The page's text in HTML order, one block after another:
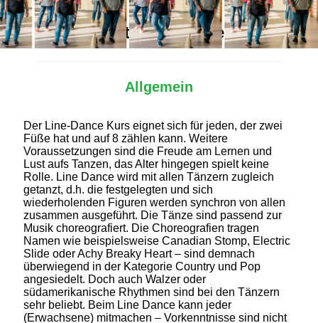
Alles Wichtige auf einen Blick
Allgemein
Der Line-Dance Kurs eignet sich für jeden, der zwei
Füße hat und auf 8 zählen kann. Weitere
Voraussetzungen sind die Freude am Lernen und
Lust aufs Tanzen, das Alter hingegen spielt keine
Rolle. Line Dance wird mit allen Tänzern zugleich
getanzt, d.h. die festgelegten und sich
wiederholenden Figuren werden synchron von allen
zusammen ausgeführt. Die Tänze sind passend zur
Musik choreografiert. Die Choreografien tragen
Namen wie beispielsweise Canadian Stomp, Electric
Slide oder Achy Breaky Heart – sind demnach
überwiegend in der Kategorie Country und Pop
angesiedelt. Doch auch Walzer oder
südamerikanische Rhythmen sind bei den Tänzern
sehr beliebt. Beim Line Dance kann jeder
(Erwachsene) mitmachen – Vorkenntnisse sind nicht